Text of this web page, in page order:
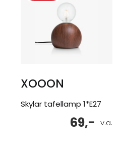
XOOON
Skylar tafellamp 1*E27
v.a.
69,-